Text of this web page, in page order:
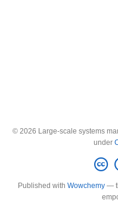
© 2026 Large-scale systems
under
Published with Wowchemy —